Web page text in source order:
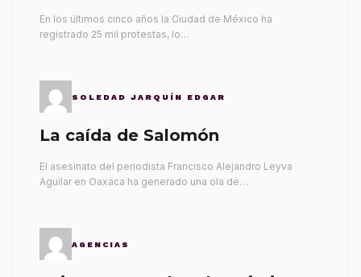
En los últimos cinco años la Ciudad de México ha
registrado 25 mil protestas, lo…
SOLEDAD JARQUÍN EDGAR
La caída de Salomón
El asesinato del periodista Francisco Alejandro Leyva
Aguilar en Oaxaca ha generado una ola de…
AGENCIAS